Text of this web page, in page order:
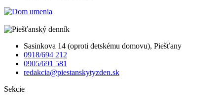
Sasinkova 14 (oproti detskému domovu), Piešťany
0918/694 212
0905/691 581
redakcia@piestanskytyzden.sk
Sekcie